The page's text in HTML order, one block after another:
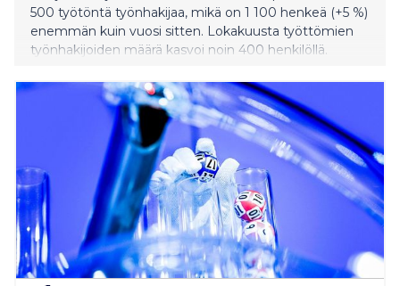
500 työtöntä työnhakijaa, mikä on 1 100 henkeä (+5 %)
enemmän kuin vuosi sitten. Lokakuusta työttömien
työnhakijoiden määrä kasvoi noin 400 henkilöllä.
kausivaihtelun mukaisesti.